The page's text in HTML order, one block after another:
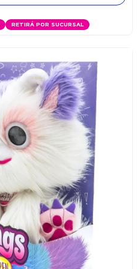
RETIRÁ POR SUCURSAL